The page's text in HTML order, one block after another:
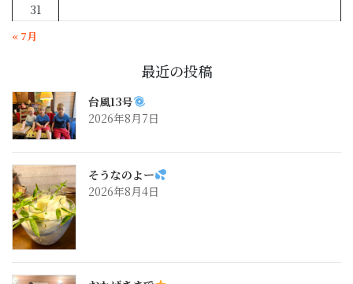
31
« 7月
最近の投稿
台風13号
2026年8月7日
そうなのよー
2026年8月4日